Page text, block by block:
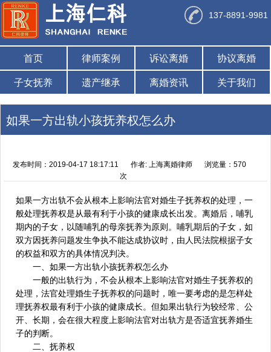
137-8891-9981
首页 律师案例 诉讼离婚 协议离婚
子女抚养 遗产继承 离婚资讯 关于我们
如果一方出轨小孩抚养权怎么办
发布时间：2019-04-17 18:17:11 作者: 上海离婚律师
浏览量：570
次
如果一方出轨不会从根本上影响法官对婚生子抚养权的处理，一
般处理抚养权是从最有利于小孩的健康成长出发。离婚后，哺乳
期内的子女，以随哺乳的母亲抚养为原则。哺乳期后的子女，如
双方因抚养问题发生争执不能达成协议时，由人民法院根据子女
的权益和双方的具体情况判决。
一、如果一方出轨小孩抚养权怎么办
一般的出轨行为，不会从根本上影响法官对婚生子抚养权的
处理，法官处理婚生子抚养权的问题时，唯一要考虑的是怎样处
理抚养权最有利于小孩的健康成长。但如果出轨行为较经常、公
开、长期，会在很大程度上影响法官对出轨方是否适宜抚养婚生
子的判断。
二、抚养权